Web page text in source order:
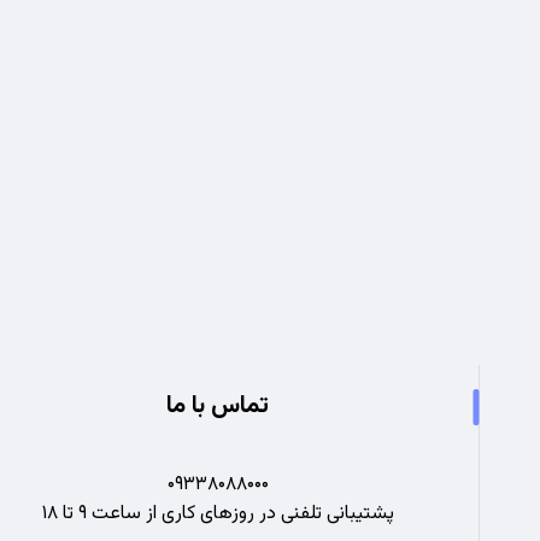
تماس با ما
۰۹۳۳۸۰۸۸۰۰۰
پشتیبانی تلفنی در روزهای کاری از ساعت ۹ تا ۱۸